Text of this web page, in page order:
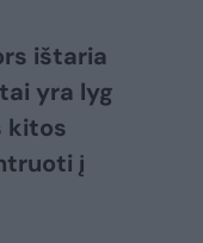
ištaria
yra lyg
kitos
į